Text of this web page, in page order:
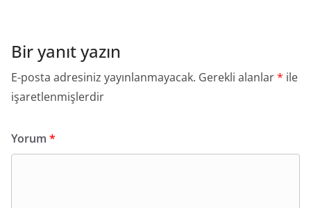
Bir yanıt yazın
E-posta adresiniz yayınlanmayacak. Gerekli alanlar* ile
işaretlenmişlerdir
Yorum *